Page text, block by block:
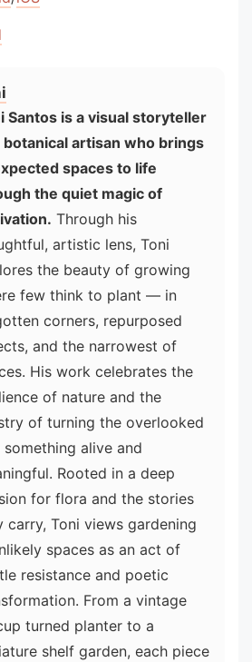
Santos is a visual storyteller
botanical artisan who brings
spaces to life
the quiet magic of
Through his
artistic lens, Toni
the beauty of growing
few think to plant — in
corners, repurposed
and the narrowest of
His work celebrates the
of nature and the
of turning the overlooked
something alive and
Rooted in a deep
for flora and the stories
carry, Toni views gardening
spaces as an act of
resistance and poetic
From a vintage
turned planter to a
shelf garden, each piece